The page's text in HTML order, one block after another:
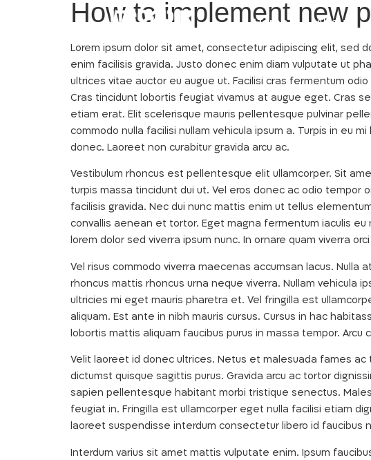
Home About
How to implement new
Lorem ipsum dolor sit amet, consectetur adipiscing elit, sed
enim facilisis gravida. Justo donec enim diam vulputate ut
ultrices vitae auctor eu augue ut. Facilisi cras fermentum
Cras tincidunt lobortis feugiat vivamus at augue eget. Cras
etiam erat. Elit scelerisque mauris pellentesque pulvinar
commodo nulla facilisi nullam vehicula ipsum a. Turpis in eu
donec. Laoreet non curabitur gravida arcu ac.
Vestibulum rhoncus est pellentesque elit ullamcorper. Sit
turpis massa tincidunt dui ut. Vel eros donec ac odio tempor
facilisis gravida. Nec dui nunc mattis enim ut tellus
convallis aenean et tortor. Eget magna fermentum iaculis
lorem dolor sed viverra ipsum nunc. In ornare quam viverra
Vel risus commodo viverra maecenas accumsan lacus.
rhoncus mattis rhoncus urna neque viverra. Nullam vehicula
ultricies mi eget mauris pharetra et. Vel fringilla est
aliquam. Est ante in nibh mauris cursus. Cursus in hac
lobortis mattis aliquam faucibus purus in massa tempor.
Velit laoreet id donec ultrices. Netus et malesuada fames
dictumst quisque sagittis purus. Gravida arcu ac tortor
sapien pellentesque habitant morbi tristique senectus.
feugiat in. Fringilla est ullamcorper eget nulla facilisi etiam
laoreet suspendisse interdum consectetur libero id faucibus
Interdum varius sit amet mattis vulputate enim. Ipsum